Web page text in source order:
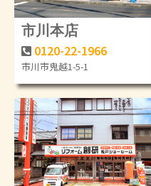
市川本店
0120-22-1966
市川市鬼越1-5-1